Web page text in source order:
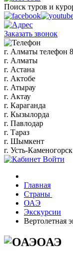
Поиск туров и
Заказать звонок
г. Алматы телефон
г. Алматы
г. Астана
г. Актобе
г. Атырау
г. Актау
г. Караганда
г. Кызылорда
г. Павлодар
г. Тараз
г. Шымкент
г. Усть-Каменогорск
Войти
Главная
Страны
ОАЭ
Экскурсии
Вертолетная
ОАЭ